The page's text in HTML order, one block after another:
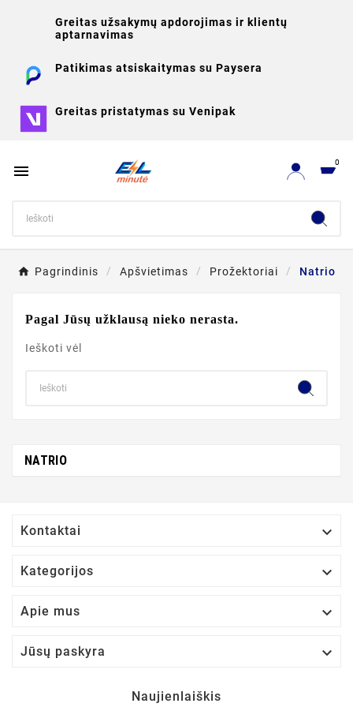
Greitas užsakymų apdorojimas ir klientų
aptarnavimas
Patikimas atsiskaitymas su Paysera
Greitas pristatymas su Venipak
 0
Pagrindinis Apšvietimas Prožektoriai Natrio
Pagal Jūsų užklausą nieko nerasta.
Ieškoti vėl
NATRIO
Kontaktai 
Kategorijos 
Apie mus 
Jūsų paskyra 
Naujienlaiškis